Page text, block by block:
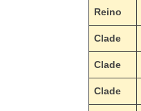
Reino
Clade
Clade
Clade